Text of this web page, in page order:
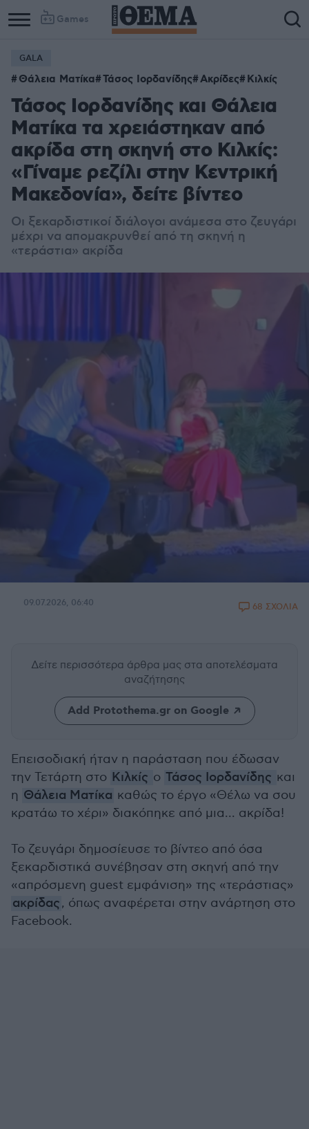
Games
GALA
Θάλεια Ματίκα Τάσος Ιορδανίδης Ακρίδες Κιλκίς
Τάσος Ιορδανίδης και Θάλεια
Ματίκα τα χρειάστηκαν από
ακρίδα στη σκηνή στο Κιλκίς:
«Γίναμε ρεζίλι στην Κεντρική
Μακεδονία», δείτε βίντεο
Οι ξεκαρδιστικοί διάλογοι ανάμεσα στο ζευγάρι
μέχρι να απομακρυνθεί από τη σκηνή η
«τεράστια» ακρίδα
09.07.2026, 06:40 68 ΣΧΟΛΙΑ
Δείτε περισσότερα άρθρα μας στα αποτελέσματα
αναζήτησης
Add Protothema.gr on Google
Επεισοδιακή ήταν η παράσταση που έδωσαν
την Τετάρτη στο Κιλκίς ο Τάσος Ιορδανίδης και
η Θάλεια Ματίκα καθώς το έργο «Θέλω να σου
κρατάω το χέρι» διακόπηκε από μια... ακρίδα!
Το ζευγάρι δημοσίευσε το βίντεο από όσα
ξεκαρδιστικά συνέβησαν στη σκηνή από την
«απρόσμενη guest εμφάνιση» της «τεράστιας»
ακρίδας, όπως αναφέρεται στην ανάρτηση στο
Facebook.